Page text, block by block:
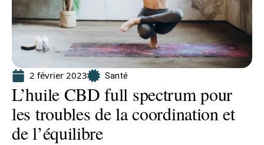
2 février 2023 Santé
L’huile CBD full spectrum pour
les troubles de la coordination et
de l’équilibre